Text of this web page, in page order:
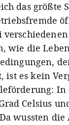
das
wie die
ist es kein
Celsius
wussten